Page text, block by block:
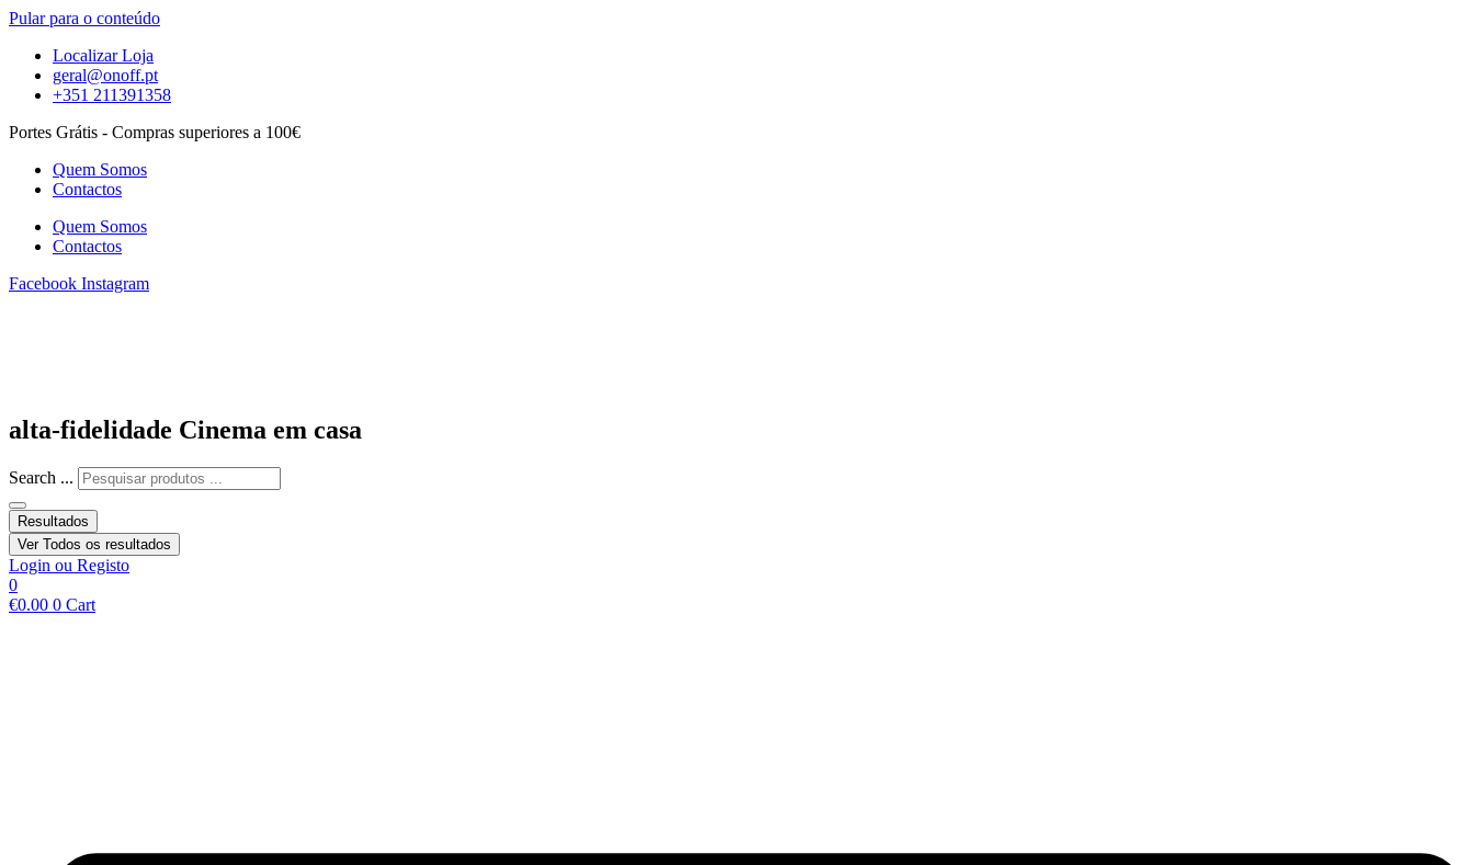
Pular para o conteúdo
Localizar Loja
geral@onoff.pt
+351 211391358
Portes Grátis - Compras superiores a 100€
Quem Somos
Contactos
Quem Somos
Contactos
Facebook Instagram
alta-fidelidade Cinema em casa
Search ...
Resultados
Ver Todos os resultados
Login ou Registo
0
€0.00 0 Cart